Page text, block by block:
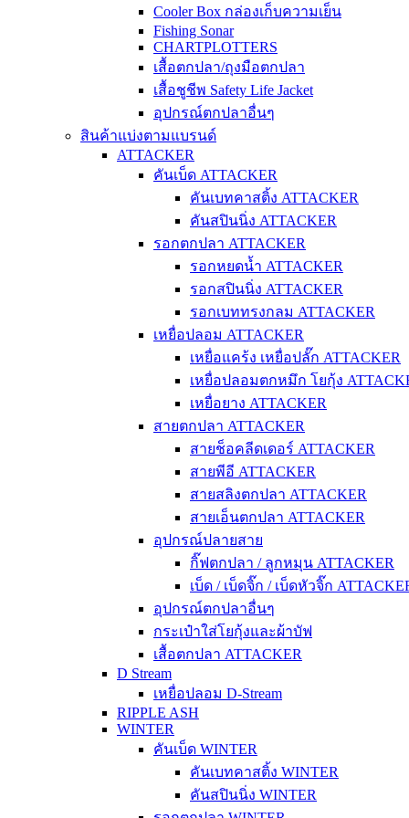
Cooler Box กล่องเก็บความเย็น
Fishing Sonar
CHARTPLOTTERS
เสื้อตกปลา/ถุงมือตกปลา
เสื้อชูชีพ Safety Life Jacket
อุปกรณ์ตกปลาอื่นๆ
สินค้าแบ่งตามแบรนด์
ATTACKER
คันเบ็ด ATTACKER
คันเบทคาสติ้ง ATTACKER
คันสปินนิ่ง ATTACKER
รอกตกปลา ATTACKER
รอกหยดน้ำ ATTACKER
รอกสปินนิ่ง ATTACKER
รอกเบททรงกลม ATTACKER
เหยื่อปลอม ATTACKER
เหยื่อแคร้ง เหยื่อปลั๊ก ATTACKER
เหยื่อปลอมตกหมึก โยกุ้ง
เหยื่อยาง ATTACKER
สายตกปลา ATTACKER
สายช็อคลีดเดอร์ ATTACKER
สายพีอี ATTACKER
สายสลิงตกปลา ATTACKER
สายเอ็นตกปลา ATTACKER
อุปกรณ์ปลายสาย
กิ๊ฟตกปลา / ลูกหมุน ATTACKER
เบ็ด / เบ็ดจิ๊ก / เบ็ดหัวจิ๊ก
อุปกรณ์ตกปลาอื่นๆ
กระเป๋าใส่โยกุ้งและผ้าบัฟ
เสื้อตกปลา ATTACKER
D Stream
เหยื่อปลอม D-Stream
RIPPLE ASH
WINTER
คันเบ็ด WINTER
คันเบทคาสติ้ง WINTER
คันสปินนิ่ง WINTER